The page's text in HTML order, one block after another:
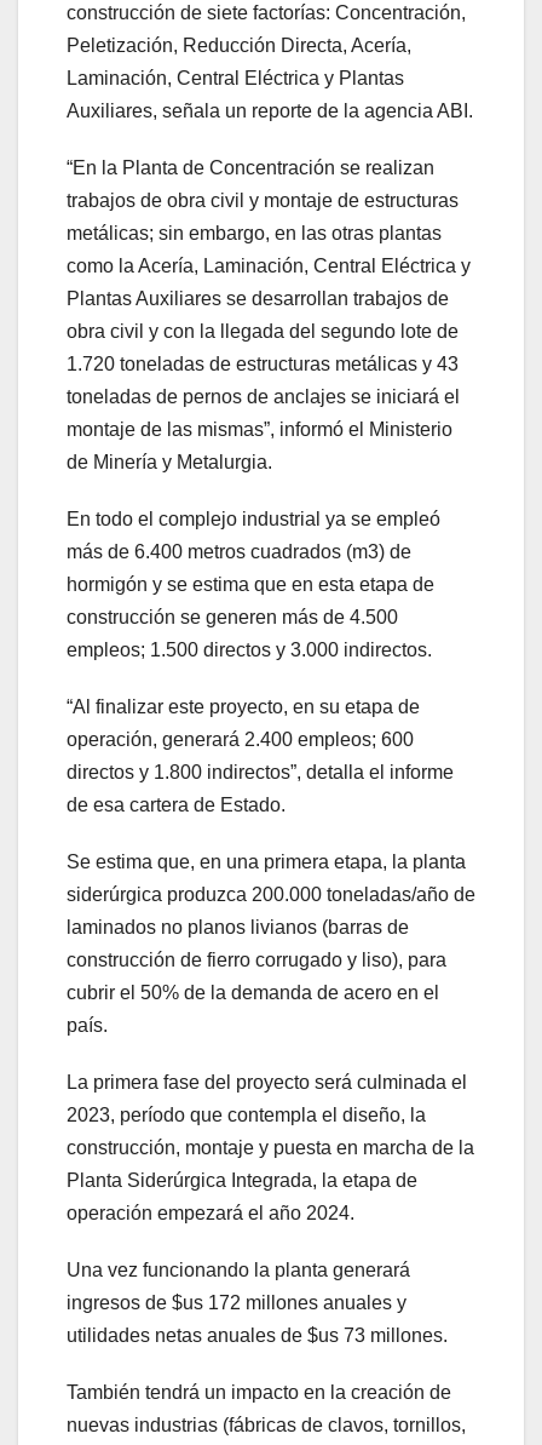
construcción de siete factorías: Concentración,
Peletización, Reducción Directa, Acería,
Laminación, Central Eléctrica y Plantas
Auxiliares, señala un reporte de la agencia ABI.
“En la Planta de Concentración se realizan
trabajos de obra civil y montaje de estructuras
metálicas; sin embargo, en las otras plantas
como la Acería, Laminación, Central Eléctrica y
Plantas Auxiliares se desarrollan trabajos de
obra civil y con la llegada del segundo lote de
1.720 toneladas de estructuras metálicas y 43
toneladas de pernos de anclajes se iniciará el
montaje de las mismas”, informó el Ministerio
de Minería y Metalurgia.
En todo el complejo industrial ya se empleó
más de 6.400 metros cuadrados (m3) de
hormigón y se estima que en esta etapa de
construcción se generen más de 4.500
empleos; 1.500 directos y 3.000 indirectos.
“Al finalizar este proyecto, en su etapa de
operación, generará 2.400 empleos; 600
directos y 1.800 indirectos”, detalla el informe
de esa cartera de Estado.
Se estima que, en una primera etapa, la planta
siderúrgica produzca 200.000 toneladas/año de
laminados no planos livianos (barras de
construcción de fierro corrugado y liso), para
cubrir el 50% de la demanda de acero en el
país.
La primera fase del proyecto será culminada el
2023, período que contempla el diseño, la
construcción, montaje y puesta en marcha de la
Planta Siderúrgica Integrada, la etapa de
operación empezará el año 2024.
Una vez funcionando la planta generará
ingresos de $us 172 millones anuales y
utilidades netas anuales de $us 73 millones.
También tendrá un impacto en la creación de
nuevas industrias (fábricas de clavos, tornillos,